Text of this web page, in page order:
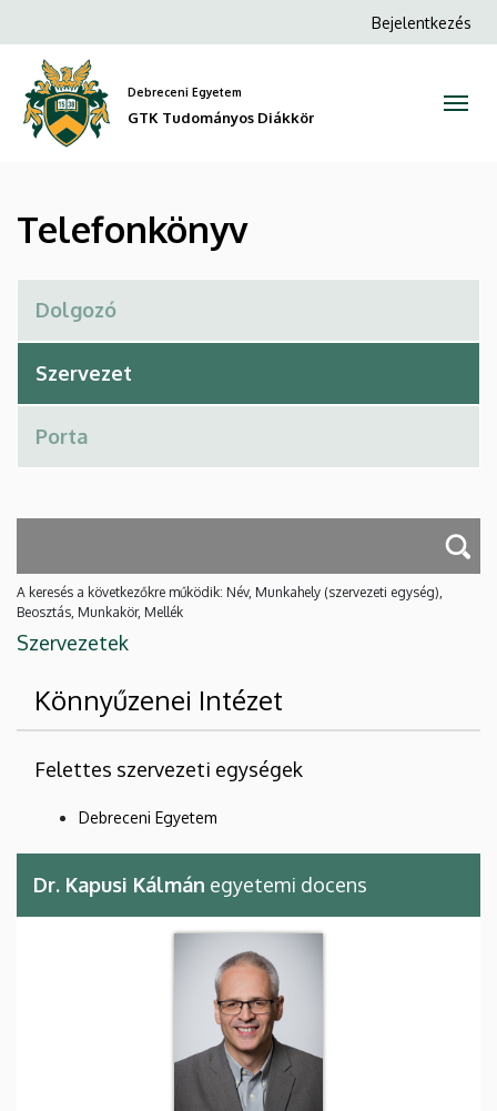
GTK
Tudományos
Diákkör
a
tartalomra
Anonim
Bejelentkezés
Debreceni Egyetem
GTK Tudományos Diákkör
Telefonkönyv
A keresés a következőkre működik: Név, Munkahely (szervezeti egység),
Beosztás, Munkakör, Mellék
Szervezetek
Könnyűzenei Intézet
Felettes szervezeti egységek
Debreceni Egyetem
Dr. Kapusi Kálmán egyetemi docens